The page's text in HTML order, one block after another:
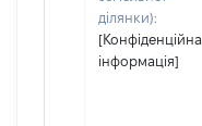
ділянки):
[Конфіденційна
інформація]